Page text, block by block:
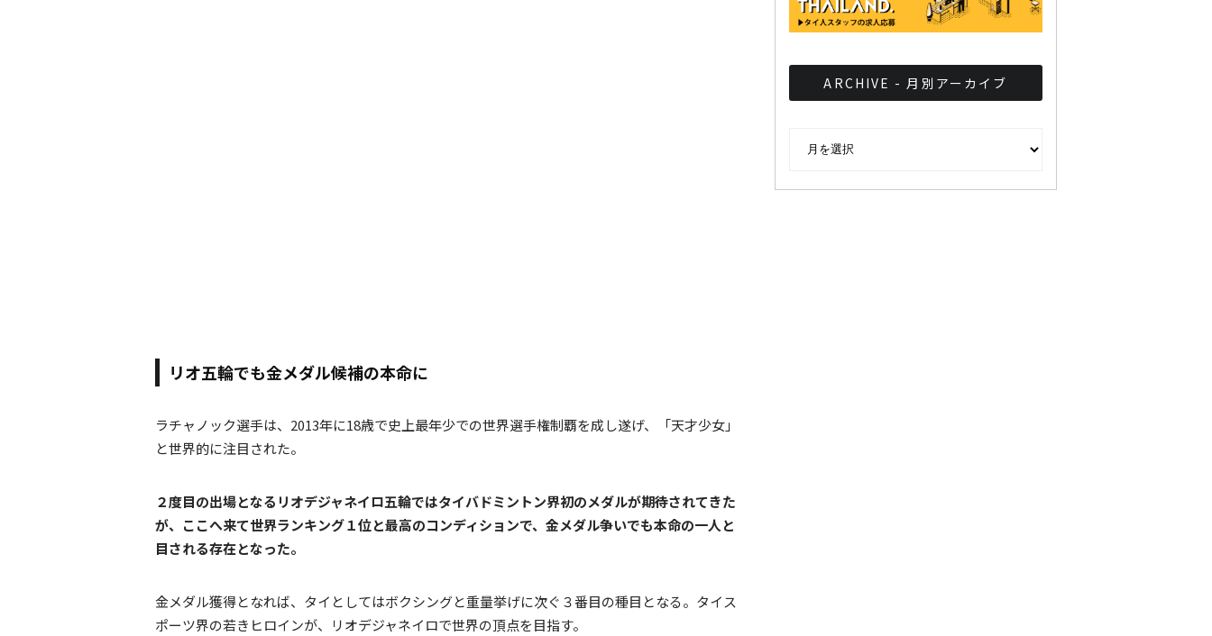
リオ五輪でも金メダル候補の本命に
ラチャノック選手は、2013年に18歳で史上最年少での世界選手権制覇を成し遂げ、「天才少女」
と世界的に注目された。
２度目の出場となるリオデジャネイロ五輪ではタイバドミントン界初のメダルが期待されてきた
が、ここへ来て世界ランキング１位と最高のコンディションで、金メダル争いでも本命の一人と
目される存在となった。
金メダル獲得となれば、タイとしてはボクシングと重量挙げに次ぐ３番目の種目となる。タイス
ポーツ界の若きヒロインが、リオデジャネイロで世界の頂点を目指す。
ARCHIVE - 月別アーカイブ